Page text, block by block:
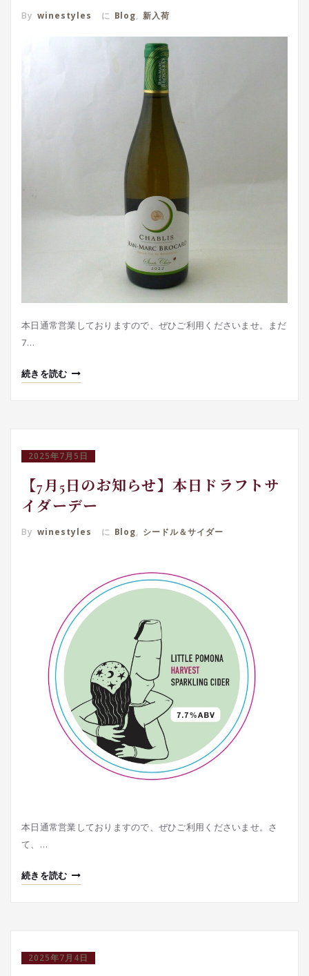
By winestyles に Blog, 新入荷
本日通常営業しておりますので、ぜひご利用くださいませ。まだ
7…
続きを読む
2025年7月5日
【7月5日のお知らせ】本日ドラフトサ
イダーデー
By winestyles に Blog, シードル＆サイダー
本日通常営業しておりますので、ぜひご利用くださいませ。さ
て、…
続きを読む
2025年7月4日